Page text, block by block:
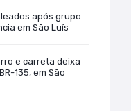
após grupo
em São Luís
e carreta deixa
135, em São